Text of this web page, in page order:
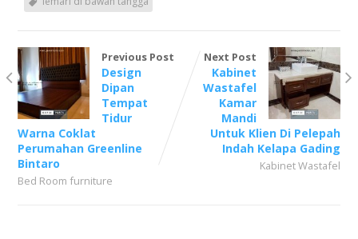
Previous Post
Design
Dipan
Tempat
Tidur
Warna Coklat
Perumahan Greenline
Bintaro
Bed Room furniture
Next Post
Kabinet
Wastafel
Kamar
Mandi
Untuk Klien Di Pelepah
Indah Kelapa Gading
Kabinet Wastafel